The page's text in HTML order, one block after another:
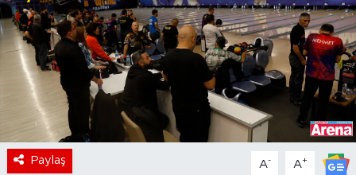
Paylaş A- A+